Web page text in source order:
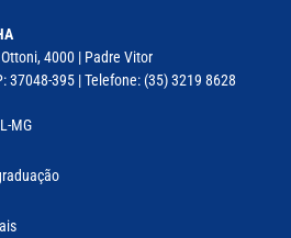
4000 | Padre Vitor
37048-395 | Telefone: (35) 3219 8628
MG